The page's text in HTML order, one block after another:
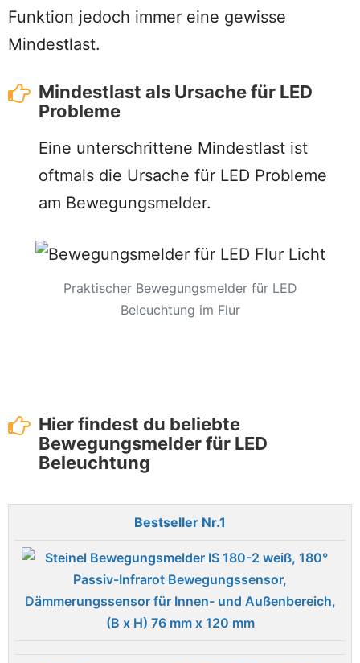
Funktion jedoch immer eine gewisse
Mindestlast.
Mindestlast als Ursache für LED
Probleme
Eine unterschrittene Mindestlast ist
oftmals die Ursache für LED Probleme
am Bewegungsmelder.
Praktischer Bewegungsmelder für LED
Beleuchtung im Flur
Hier findest du beliebte
Bewegungsmelder für LED
Beleuchtung
1